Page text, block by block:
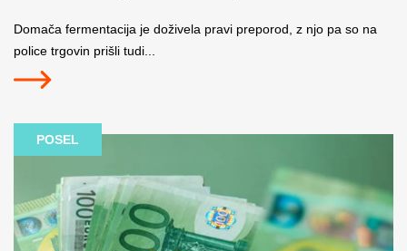
Domača fermentacija je doživela pravi preporod, z njo pa so na
police trgovin prišli tudi...
POSEL